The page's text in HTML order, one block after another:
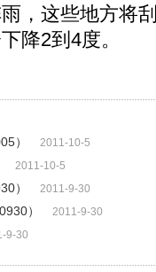
，这些地方将
降2到4度。
）
2011-10-5
2011-10-5
） 2011-9-30
） 2011-9-30
9-30